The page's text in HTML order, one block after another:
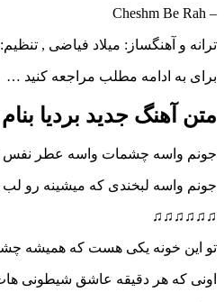
– Cheshm Be Rah
ترانه و آهنگساز: میلاد فیاضی ,
برای به ادامه مطلب مراجعه کنید …
متن آهنگ جدید بردیا
جونم واسه چشمات واسه عطر نفس
جونم واسه لبخندی که میشینه رو
♫♫♫♫♫♫
تو این خونه یکی هست که همیشه
اونی که هر دقیقه عاشق شیطونی